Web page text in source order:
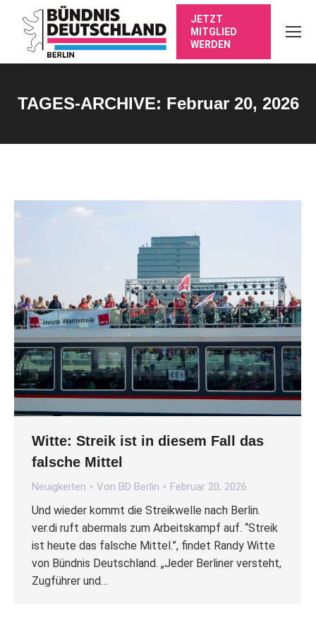
JETZT
MITGLIED
WERDEN
TAGES-ARCHIVE: Februar 20, 2026
Witte: Streik ist in diesem Fall das
falsche Mittel
Neuigkeiten Von BD Berlin Februar 20, 2026
Und wieder kommt die Streikwelle nach Berlin.
ver.di ruft abermals zum Arbeitskampf auf. “Streik
ist heute das falsche Mittel.”, findet Randy Witte
von Bündnis Deutschland. „Jeder Berliner versteht,
Zugführer und…